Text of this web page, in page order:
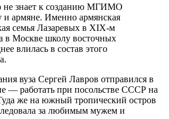
не знает к созданию МГИМО
армяне. Именно армянская
семья Лазаревых в XIX-м
в Москве школу восточных
влилась в состав этого
вуза Сергей Лавров отправился в
— работать при посольстве СССР на
же на южный тропический остров
за любимым мужем и